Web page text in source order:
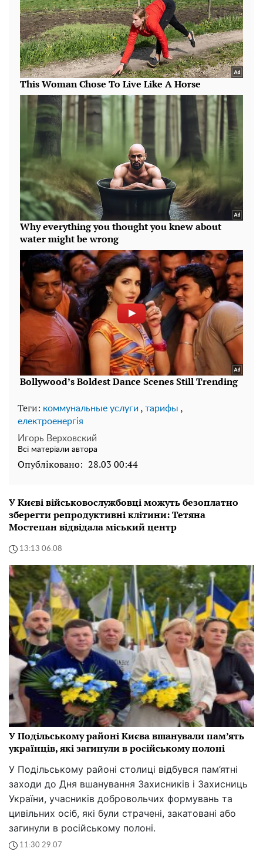
Теги: коммунальные услуги , тарифы ,
електроенергія
Игорь Верховский
Всі матеріали автора
Опубліковано: 28.03 00:44
У Києві військовослужбовці можуть безоплатно
зберегти репродуктивні клітини: Тетяна
Мостепан відвідала міський центр
13:13 06.08
У Подільському районі Києва вшанували пам’ять
українців, які загинули в російському полоні
У Подільському районі столиці відбувся пам’ятні
заходи до Дня вшанування Захисників і Захисниць
України, учасників добровольчих формувань та
цивільних осіб, які були страчені, закатовані або
загинули в російському полоні.
11:30 29.07